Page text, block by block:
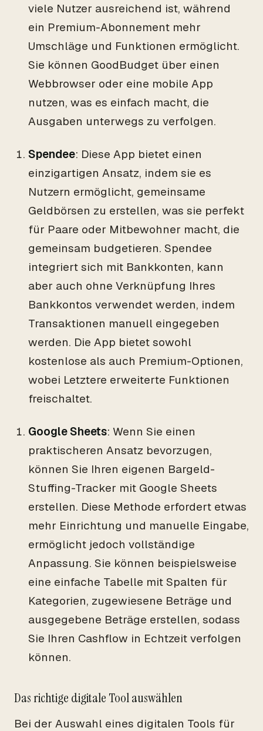
viele Nutzer ausreichend ist, während
ein Premium-Abonnement mehr
Umschläge und Funktionen ermöglicht.
Sie können GoodBudget über einen
Webbrowser oder eine mobile App
nutzen, was es einfach macht, die
Ausgaben unterwegs zu verfolgen.
Spendee: Diese App bietet einen
einzigartigen Ansatz, indem sie es
Nutzern ermöglicht, gemeinsame
Geldbörsen zu erstellen, was sie perfekt
für Paare oder Mitbewohner macht, die
gemeinsam budgetieren. Spendee
integriert sich mit Bankkonten, kann
aber auch ohne Verknüpfung Ihres
Bankkontos verwendet werden, indem
Transaktionen manuell eingegeben
werden. Die App bietet sowohl
kostenlose als auch Premium-Optionen,
wobei Letztere erweiterte Funktionen
freischaltet.
Google Sheets: Wenn Sie einen
praktischeren Ansatz bevorzugen,
können Sie Ihren eigenen Bargeld-
Stuffing-Tracker mit Google Sheets
erstellen. Diese Methode erfordert etwas
mehr Einrichtung und manuelle Eingabe,
ermöglicht jedoch vollständige
Anpassung. Sie können beispielsweise
eine einfache Tabelle mit Spalten für
Kategorien, zugewiesene Beträge und
ausgegebene Beträge erstellen, sodass
Sie Ihren Cashflow in Echtzeit verfolgen
können.
Das richtige digitale Tool auswählen
Bei der Auswahl eines digitalen Tools für